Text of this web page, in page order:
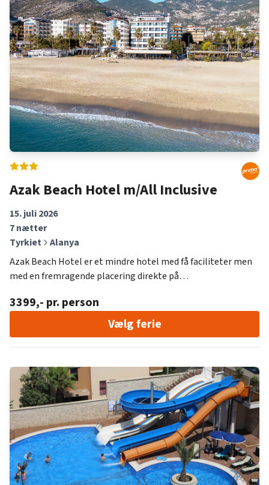
Azak Beach Hotel m/All Inclusive
15. juli 2026
7nætter
Tyrkiet
Alanya
Azak Beach Hotel er et mindre hotel med få faciliteter men
med en fremragende placering direkte på
ønsker 5-stjernet beliggenhed og kan leve med 3-stjernet
hotelstandard. Hotellet kan benyttes af alle i højsæsonen i
uge 27-31 samt uge 42, men derudover er det et voksenhotel
for 16+.
Vælg ferie
3399,- pr. person